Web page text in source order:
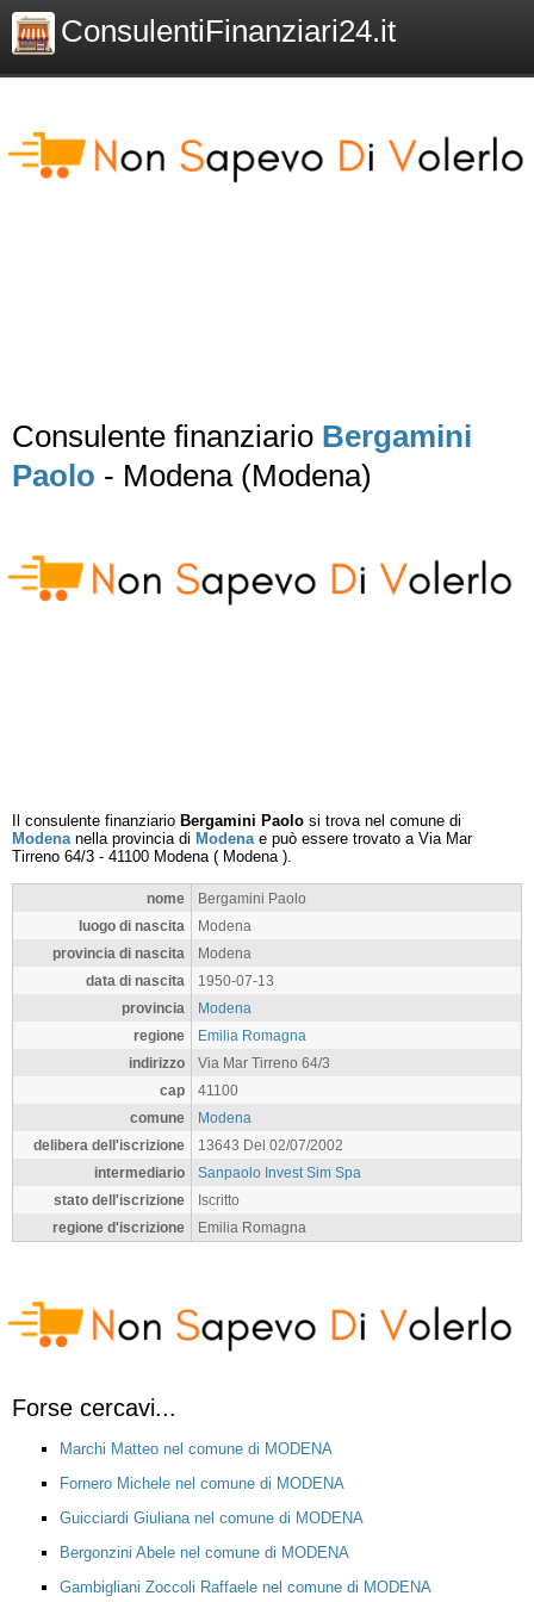
ConsulentiFinanziari24.it
Consulente finanziario Bergamini
Paolo - Modena (Modena)
Il consulente finanziario Bergamini Paolo si trova nel comune di
Modenanella provincia di Modenae può essere trovato a Via Mar
Tirreno 64/3 - 41100 Modena( Modena).
nome
Bergamini Paolo
luogo di nascita
Modena
provincia di nascita
Modena
data di nascita
1950-07-13
provincia
Modena
regione
Emilia Romagna
indirizzo
Via Mar Tirreno 64/3
cap
41100
comune
Modena
delibera dell'iscrizione
13643 Del 02/07/2002
intermediario
Sanpaolo Invest Sim Spa
stato dell'iscrizione
Iscritto
regione d'iscrizione
Emilia Romagna
Forse cercavi...
Marchi Matteo nel comune di MODENA
Fornero Michele nel comune di MODENA
Guicciardi Giuliana nel comune di MODENA
Bergonzini Abele nel comune di MODENA
Gambigliani Zoccoli Raffaele nel comune di MODENA